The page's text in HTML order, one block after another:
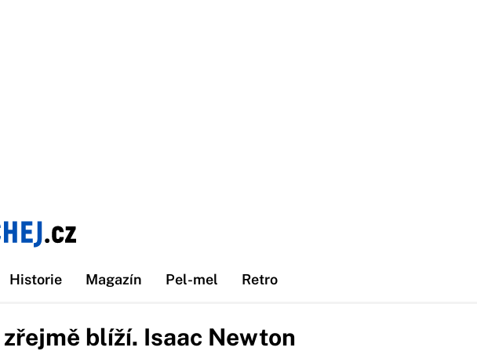
Historie Magazín Pel-mel Retro
zřejmě blíží. Isaac Newton